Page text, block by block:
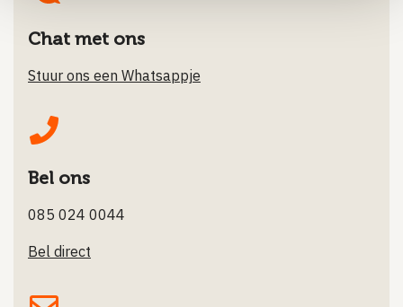
Chat met ons
Stuur ons een Whatsappje
Bel ons
085 024 0044
Bel direct